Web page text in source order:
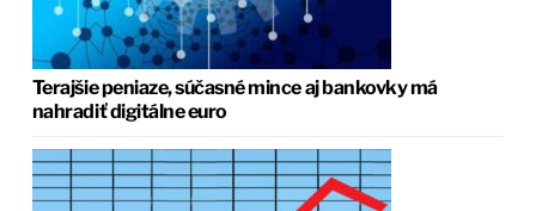
Terajšie peniaze, súčasné mince aj bankovky má
nahradiť digitálne euro